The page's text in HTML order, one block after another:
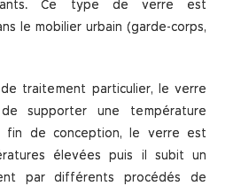
Ce type de verre est
le mobilier urbain (garde-corps,
traitement particulier, le verre
supporter une température
fin de conception, le verre est
élevées puis il subit un
par différents procédés de